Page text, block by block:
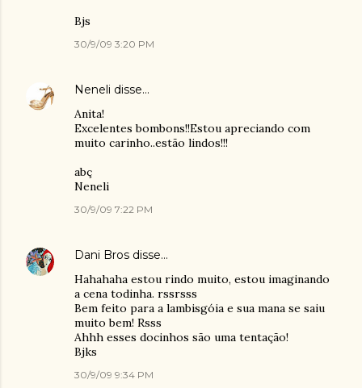
Bjs
30/9/09 3:20 PM
Neneli disse…
Anita!
Excelentes bombons!!Estou apreciando com
muito carinho..estão lindos!!!
abç
Neneli
30/9/09 7:22 PM
Dani Bros disse…
Hahahaha estou rindo muito, estou imaginando
a cena todinha. rssrsss
Bem feito para a lambisgóia e sua mana se saiu
muito bem! Rsss
Ahhh esses docinhos são uma tentação!
Bjks
30/9/09 9:34 PM